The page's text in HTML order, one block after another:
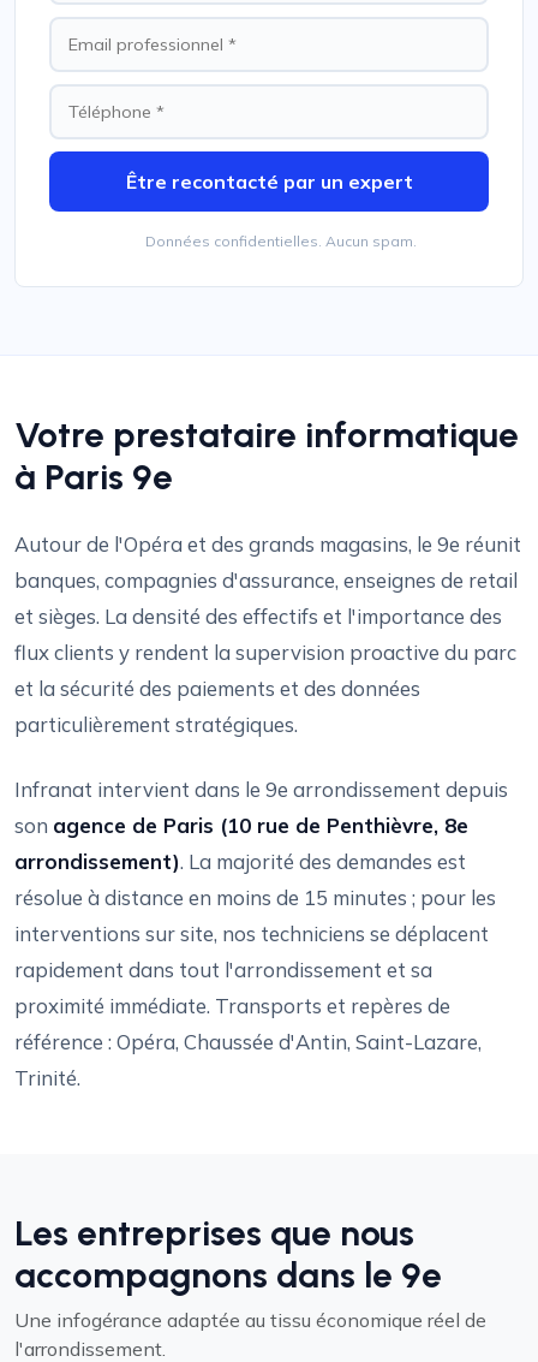
Être recontacté par un expert
Données confidentielles. Aucun spam.
Votre prestataire informatique
à Paris 9e
Autour de l'Opéra et des grands magasins, le 9e réunit
banques, compagnies d'assurance, enseignes de retail
et sièges. La densité des effectifs et l'importance des
flux clients y rendent la supervision proactive du parc
et la sécurité des paiements et des données
particulièrement stratégiques.
Infranat intervient dans le 9e arrondissement depuis
son agence de Paris (10 rue de Penthièvre, 8e
arrondissement). La majorité des demandes est
résolue à distance en moins de 15 minutes ; pour les
interventions sur site, nos techniciens se déplacent
rapidement dans tout l'arrondissement et sa
proximité immédiate. Transports et repères de
référence : Opéra, Chaussée d'Antin, Saint-Lazare,
Trinité.
Les entreprises que nous
accompagnons dans le 9e
Une infogérance adaptée au tissu économique réel de
l'arrondissement.